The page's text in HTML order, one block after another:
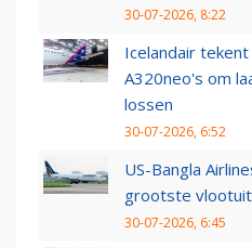
30-07-2026, 8:22
Icelandair
A320neo's om
lossen
30-07-2026, 6:52
US-Bangla
grootste
30-07-2026, 6:45